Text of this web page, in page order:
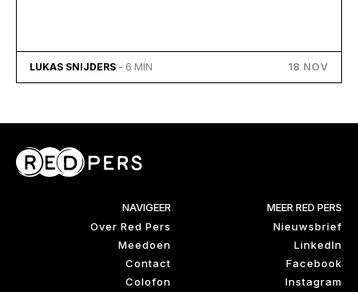
LUKAS SNIJDERS - 6 MIN 18 NOV
NAVIGEER
Over Red Pers
Meedoen
Contact
Colofon
MEER RED PERS
Nieuwsbrief
LinkedIn
Facebook
Instagram